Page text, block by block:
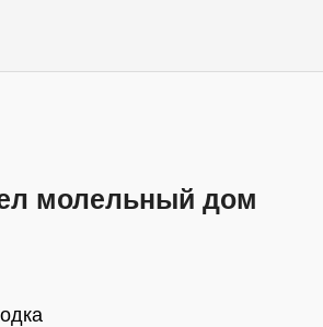
молельный дом